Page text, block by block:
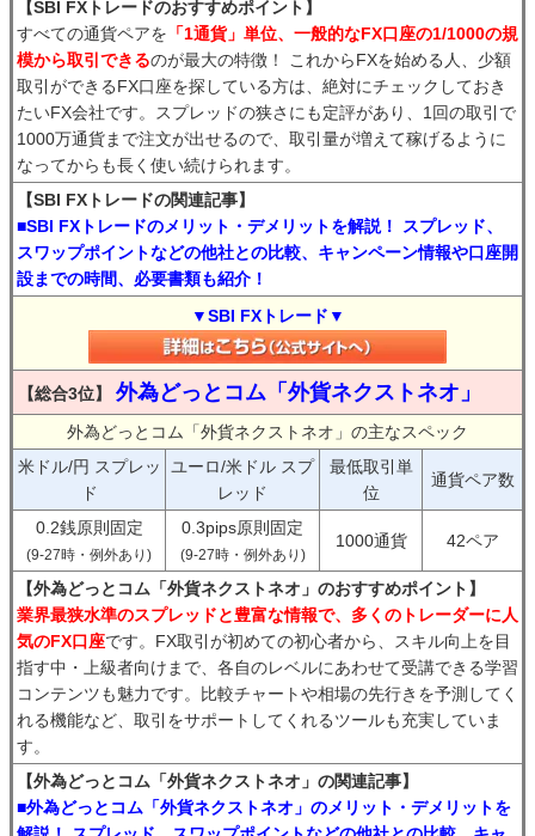
【SBI FXトレードのおすすめポイント】
すべての通貨ペアを 「1通貨」単位、一般的なFX口座の1/1000の規
模から取引できるのが最大の特徴！ これからFXを始める人、少額
取引ができるFX口座を探している方は、絶対にチェックしておき
たいFX会社です。スプレッドの狭さにも定評があり、1回の取引で
1000万通貨まで注文が出せるので、取引量が増えて稼げるように
なってからも長く使い続けられます。
【SBI FXトレードの関連記事】
■SBI FXトレードのメリット・デメリットを解説！ スプレッド、
スワップポイントなどの他社との比較、キャンペーン情報や口座開
設までの時間、必要書類も紹介！
▼SBI FXトレード▼
【総合3位】 外為どっとコム「外貨ネクストネオ」
外為どっとコム「外貨ネクストネオ」の主なスペック
米ドル/円 スプレッ
ド
ユーロ/米ドル スプ
レッド
最低取引単
位
通貨ペア数
0.2銭原則固定
(9-27時・例外あり)
0.3pips原則固定
(9-27時・例外あり)
1000通貨 42ペア
【外為どっとコム「外貨ネクストネオ」のおすすめポイント】
業界最狭水準のスプレッドと豊富な情報で、多くのトレーダーに人
気のFX口座です。FX取引が初めての初心者から、スキル向上を目
指す中・上級者向けまで、各自のレベルにあわせて受講できる学習
コンテンツも魅力です。比較チャートや相場の先行きを予測してく
れる機能など、取引をサポートしてくれるツールも充実していま
す。
【外為どっとコム「外貨ネクストネオ」の関連記事】
■外為どっとコム「外貨ネクストネオ」のメリット・デメリットを